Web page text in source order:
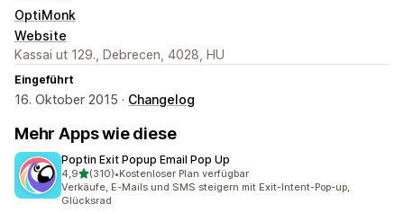
OptiMonk
Website
Kassai ut 129., Debrecen, 4028, HU
Eingeführt
16. Oktober 2015 · Changelog
Mehr Apps wie diese
Poptin Exit Popup Email Pop Up
4,9von 5 Sternen
(310)
310 Rezensionen insgesamt
•Kostenloser Plan verfügbar
Verkäufe, E-Mails und SMS steigern mit Exit-Intent-Pop-up,
Glücksrad